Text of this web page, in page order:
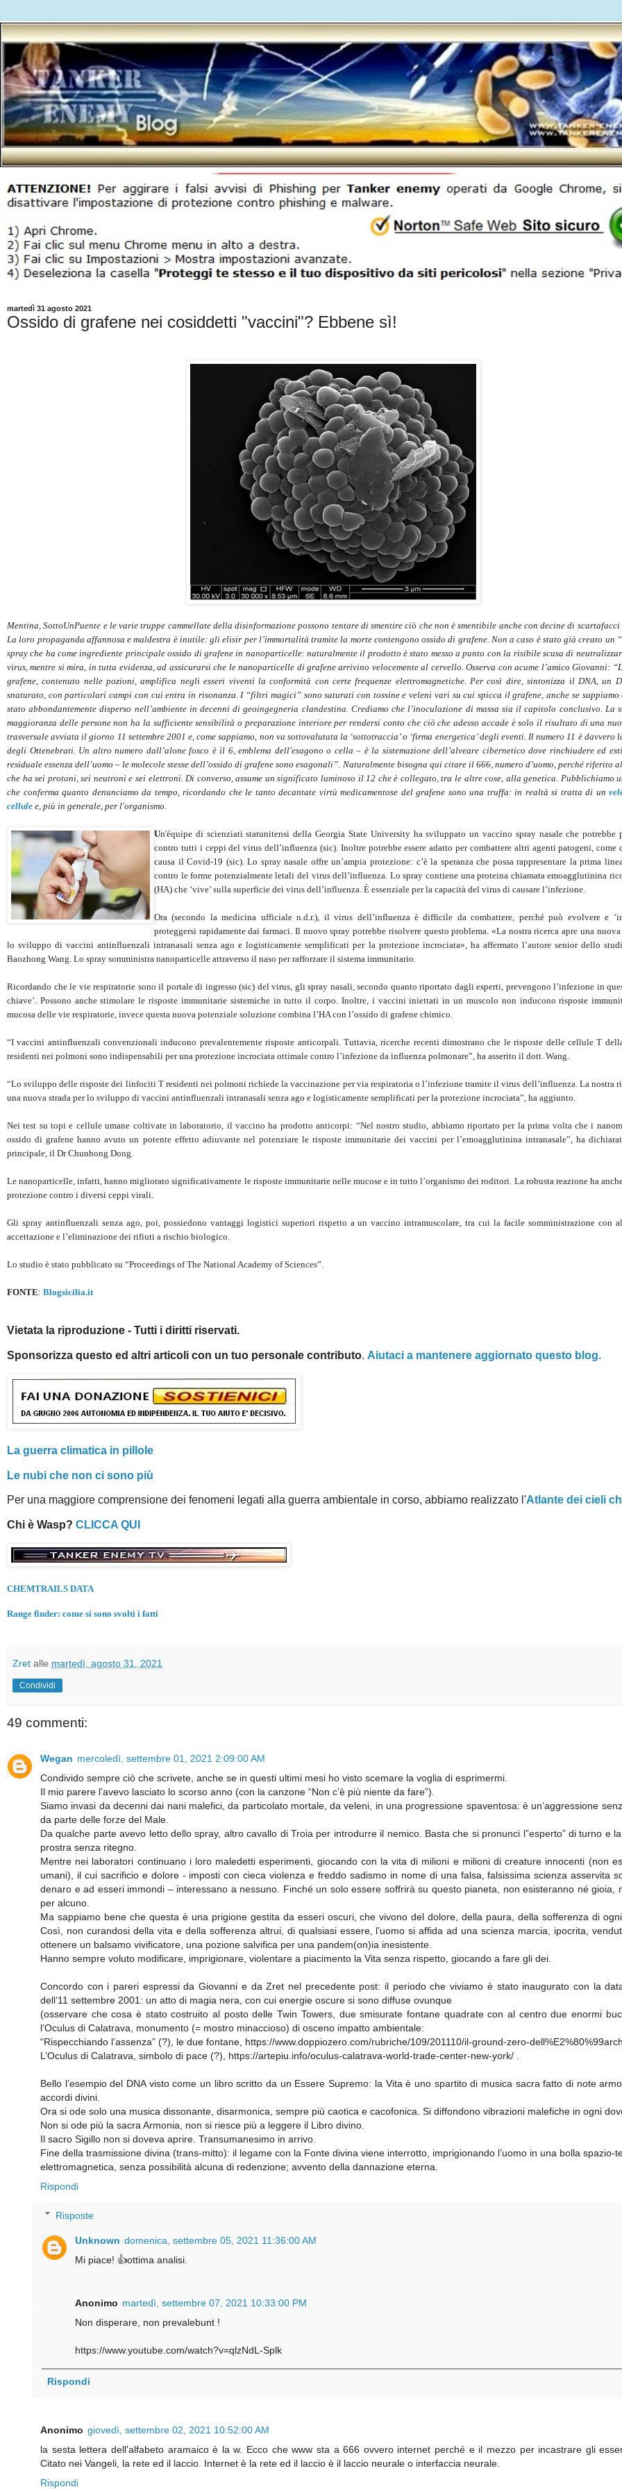
martedì 31 agosto 2021
Ossido di grafene nei cosiddetti "vaccini"? Ebbene sì!
Mentina, SottoUnPuente e le varie truppe cammellate della disinformazione possono tentare di smentire ciò che non è smentibile anche con decine di
La loro propaganda affannosa e maldestra è inutile: glielisir per l’immortalità tramite la morte contengono ossido di grafene. Non a caso è stato già creato un
spray che ha come ingrediente principale ossido di grafene in nanoparticelle: naturalmente il prodotto è stato messo a punto con la risibile scusa di
virus, mentre si mira, in tutta evidenza, ad assicurarsi che le nanoparticelle di grafene arrivino velocemente al cervello. Osserva con acume l’amico Giovanni:
grafene, contenuto nelle pozioni, amplifica negli esseri viventi la conformità con certe frequenze elettromagnetiche. Per così dire, sintonizza il DNA, un
snaturato, con particolari campi con cui entra in risonanza. I “filtri magici” sono saturati con tossine e veleni vari su cui spicca il grafene, anche se sappiamo
stato abbondantemente disperso nell’ambiente in decenni di geoingegneria clandestina. Crediamo che l’inoculazione di massa sia il capitolo conclusivo. La
maggioranza delle persone non ha la sufficiente sensibilità o preparazione interiore per rendersi conto che ciò che adesso accade è solo il risultato di una
trasversale avviata il giorno 11 settembre 2001 e, come sappiamo, non va sottovalutata la ‘sottotraccia’ o ‘firma energetica’ degli eventi. Il numero 11 è davvero
degli Ottenebrati. Un altro numero dall’alone fosco è il 6, emblema dell'esagono o cella – è la sistemazione dell’alveare cibernetico dove rinchiudere ed
residuale essenza dell’uomo – le molecole stesse dell’ossido di grafene sono esagonali”. Naturalmente bisogna qui citare il 666, numero d’uomo, perché riferito
che ha sei protoni, sei neutroni e sei elettroni. Di converso, assume un significato luminoso il 12 che è collegato, tra le altre cose, alla genetica. Pubblichiamo
che conferma quanto denunciamo da tempo, ricordando che le tanto decantate virtù medicamentose del grafene sono una truffa: in realtà si tratta di un
cellule e, più in generale, per l'organismo.
Un'équipe di scienziati statunitensi della Georgia State University ha sviluppato un vaccino spray nasale che potrebbe
contro tutti i ceppi del virus dell’influenza (sic). Inoltre potrebbe essere adatto per combattere altri agenti patogeni, come
causa il Covid-19 (sic). Lo spray nasale offre un’ampia protezione: c’è la speranza che possa rappresentare la prima
contro le forme potenzialmente letali del virus dell’influenza. Lo spray contiene una proteina chiamata emoagglutinina
(HA) che ‘vive’ sulla superficie dei virus dell’influenza. È essenziale per la capacità del virus di causare l’infezione.
Ora (secondo la medicina ufficiale n.d.r.), il virus dell’influenza è difficile da combattere, perché può evolvere e
proteggersi rapidamente dai farmaci. Il nuovo spray potrebbe risolvere questo problema. «La nostra ricerca apre una nuova
lo sviluppo di vaccini antinfluenzali intranasali senza ago e logisticamente semplificati per la protezione incrociata», ha affermato l’autore senior dello
Baozhong Wang. Lo spray somministra nanoparticelle attraverso il naso per rafforzare il sistema immunitario.
Ricordando che le vie respiratorie sono il portale di ingresso (sic) del virus, gli spray nasali, secondo quanto riportato dagli esperti, prevengono l’infezione in
chiave’. Possono anche stimolare le risposte immunitarie sistemiche in tutto il corpo. Inoltre, i vaccini iniettati in un muscolo non inducono risposte
mucosa delle vie respiratorie, invece questa nuova potenziale soluzione combina l’HA con l’ossido di grafene chimico.
“I vaccini antinfluenzali convenzionali inducono prevalentemente risposte anticorpali. Tuttavia, ricerche recenti dimostrano che le risposte delle cellule T
residenti nei polmoni sono indispensabili per una protezione incrociata ottimale contro l’infezione da influenza polmonare”, ha asserito il dott. Wang.
“Lo sviluppo delle risposte dei linfociti T residenti nei polmoni richiede la vaccinazione per via respiratoria o l’infezione tramite il virus dell’influenza. La nostra
una nuova strada per lo sviluppo di vaccini antinfluenzali intranasali senza ago e logisticamente semplificati per la protezione incrociata”, ha aggiunto.
Nei test su topi e cellule umane coltivate in laboratorio, il vaccino ha prodotto anticorpi: “Nel nostro studio, abbiamo riportato per la prima volta che i
ossido di grafene hanno avuto un potente effetto adiuvante nel potenziare le risposte immunitarie dei vaccini per l’emoagglutinina intranasale”, ha
principale, il Dr Chunhong Dong.
Le nanoparticelle, infatti, hanno migliorato significativamente le risposte immunitarie nelle mucose e in tutto l’organismo dei roditori. La robusta reazione ha
protezione contro i diversi ceppi virali.
Gli spray antinfluenzali senza ago, poi, possiedono vantaggi logistici superiori rispetto a un vaccino intramuscolare, tra cui la facile somministrazione con
accettazione e l’eliminazione dei rifiuti a rischio biologico.
Lo studio è stato pubblicato su “Proceedings of The National Academy of Sciences”.
FONTE: Blogsicilia.it
Vietata la riproduzione - Tutti i diritti riservati.
Sponsorizza questo ed altri articoli con un tuo personale contributo. Aiutaci a mantenere aggiornato questo blog.
La guerra climatica in pillole
Le nubi che non ci sono più
Per una maggiore comprensione dei fenomeni legati alla guerra ambientale in corso, abbiamo realizzato l'Atlante dei cieli
Chi è Wasp? CLICCA QUI
CHEMTRAILS DATA
Range finder: come si sono svolti i fatti
Zret alle martedì, agosto 31, 2021
Condividi
49 commenti:
Wegan mercoledì, settembre 01, 2021 2:09:00 AM
Condivido sempre ciò che scrivete, anche se in questi ultimi mesi ho visto scemare la voglia di esprimermi.
Il mio parere l’avevo lasciato lo scorso anno (con la canzone “Non c’è più niente da fare”).
Siamo invasi da decenni dai nani malefici, da particolato mortale, da veleni, in una progressione spaventosa: è un’aggressione
da parte delle forze del Male.
Da qualche parte avevo letto dello spray, altro cavallo di Troia per introdurre il nemico. Basta che si pronunci l”esperto” di turno e
prostra senza ritegno.
Mentre nei laboratori continuano i loro maledetti esperimenti, giocando con la vita di milioni e milioni di creature innocenti (non
umani), il cui sacrificio e dolore - imposti con cieca violenza e freddo sadismo in nome di una falsa, falsissima scienza asservita
denaro e ad esseri immondi – interessano a nessuno. Finché un solo essere soffrirà su questo pianeta, non esisteranno né gioia,
per alcuno.
Ma sappiamo bene che questa è una prigione gestita da esseri oscuri, che vivono del dolore, della paura, della sofferenza di ogni
Così, non curandosi della vita e della sofferenza altrui, di qualsiasi essere, l’uomo si affida ad una scienza marcia, ipocrita,
ottenere un balsamo vivificatore, una pozione salvifica per una pandem(on)ia inesistente.
Hanno sempre voluto modificare, imprigionare, violentare a piacimento la Vita senza rispetto, giocando a fare gli dei.
Concordo con i pareri espressi da Giovanni e da Zret nel precedente post: il periodo che viviamo è stato inaugurato con la
dell’11 settembre 2001: un atto di magia nera, con cui energie oscure si sono diffuse ovunque
(osservare che cosa è stato costruito al posto delle Twin Towers, due smisurate fontane quadrate con al centro due enormi
l’Oculus di Calatrava, monumento (= mostro minaccioso) di osceno impatto ambientale:
“Rispecchiando l’assenza” (?), le due fontane, https://www.doppiozero.com/rubriche/109/201110/il-ground-zero-
L’Oculus di Calatrava, simbolo di pace (?), https://artepiu.info/oculus-calatrava-world-trade-center-new-york/ .
Bello l’esempio del DNA visto come un libro scritto da un Essere Supremo: la Vita è uno spartito di musica sacra fatto di note
accordi divini.
Ora si ode solo una musica dissonante, disarmonica, sempre più caotica e cacofonica. Si diffondono vibrazioni malefiche in ogni
Non si ode più la sacra Armonia, non si riesce più a leggere il Libro divino.
Il sacro Sigillo non si doveva aprire. Transumanesimo in arrivo.
Fine della trasmissione divina (trans-mitto): il legame con la Fonte divina viene interrotto, imprigionando l’uomo in una bolla spazio-
elettromagnetica, senza possibilità alcuna di redenzione; avvento della dannazione eterna.
Rispondi
Risposte
Unknown domenica, settembre 05, 2021 11:36:00 AM
Mi piace! 👍ottima analisi.
Anonimo martedì, settembre 07, 2021 10:33:00 PM
Non disperare, non prevalebunt !
https://www.youtube.com/watch?v=qlzNdL-Splk
Rispondi
Anonimo giovedì, settembre 02, 2021 10:52:00 AM
la sesta lettera dell'alfabeto aramaico è la w. Ecco che www sta a 666 ovvero internet perché e il mezzo per incastrare gli
Citato nei Vangeli, la rete ed il laccio. Internet è la rete ed il laccio è il laccio neurale o interfaccia neurale.
Rispondi